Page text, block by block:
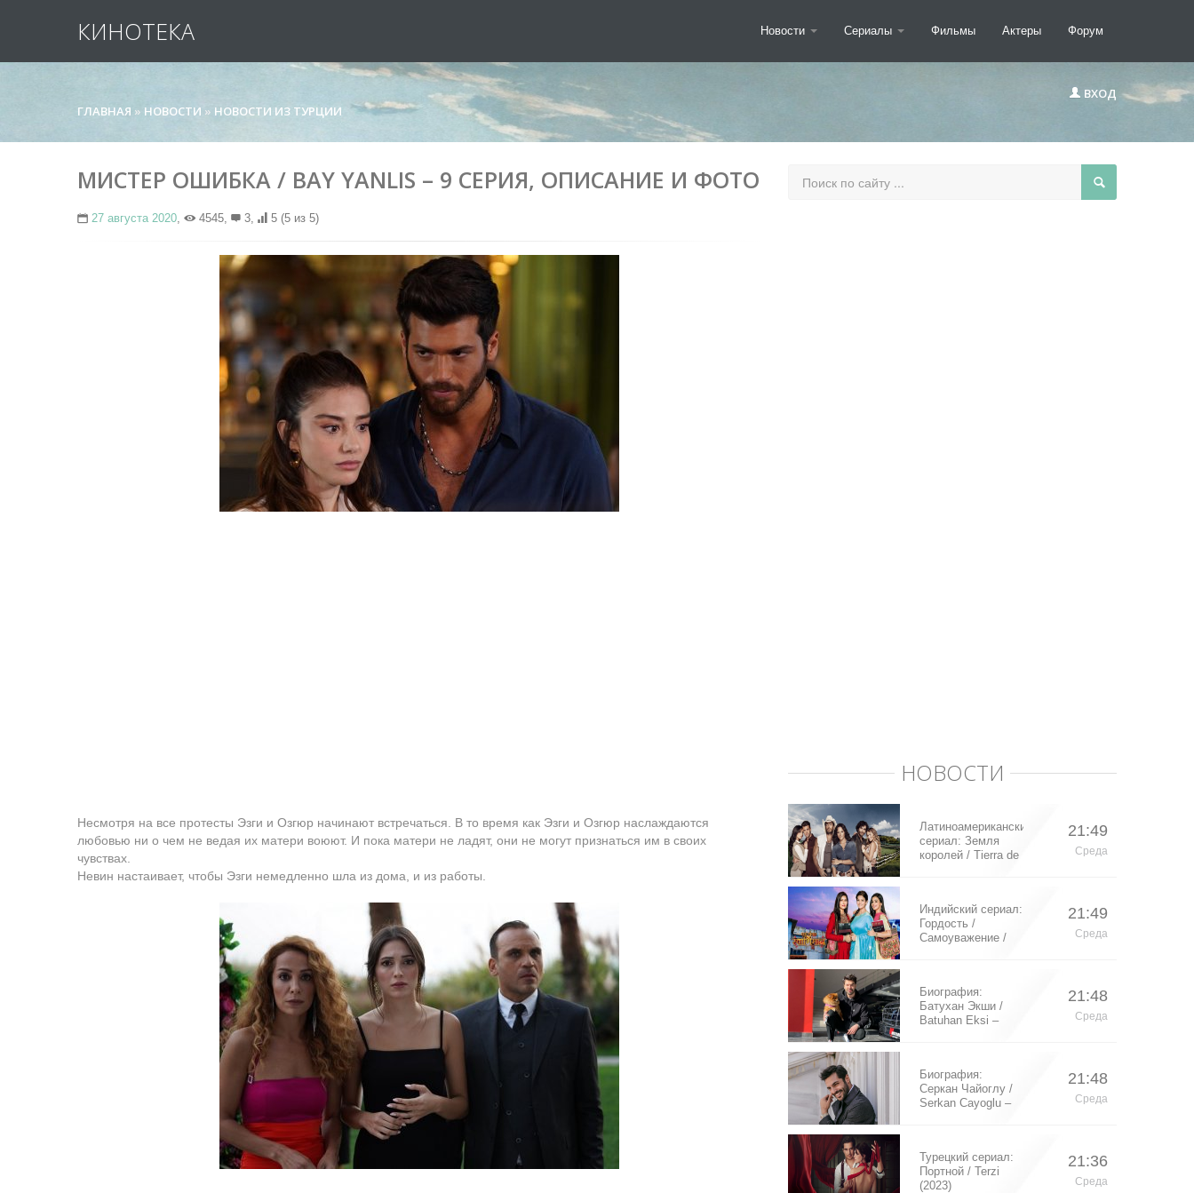
КИНОТЕКА Новости Сериалы Фильмы Актеры Форум
ВХОД
ГЛАВНАЯ » НОВОСТИ » НОВОСТИ ИЗ ТУРЦИИ
МИСТЕР ОШИБКА / BAY YANLIS – 9 СЕРИЯ, ОПИСАНИЕ И ФОТО
27 августа 2020, 4545, 3, 5 (5 из 5)
Несмотря на все протесты Эзги и Озгюр начинают встречаться. В то время как Эзги и Озгюр наслаждаются
любовью ни о чем не ведая их матери воюют. И пока матери не ладят, они не могут признаться им в своих
чувствах.
Невин настаивает, чтобы Эзги немедленно шла из дома, и из работы.
НОВОСТИ
Латиноамериканский
сериал: Земля
королей / Tierra de
21:49
Среда
Индийский сериал:
Гордость /
Самоуважение /
21:49
Среда
Биография:
Батухан Экши /
Batuhan Eksi –
21:48
Среда
Биография:
Серкан Чайоглу /
Serkan Cayoglu –
21:48
Среда
Турецкий сериал:
Портной / Terzi
(2023)
21:36
Среда